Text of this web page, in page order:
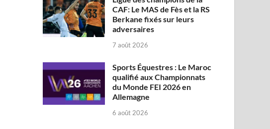
CAF: Le MAS de Fès et la RS
Berkane fixés sur leurs
adversaires
7 août 2026
Sports Équestres : Le Maroc
qualifié aux Championnats
du Monde FEI 2026 en
Allemagne
6 août 2026